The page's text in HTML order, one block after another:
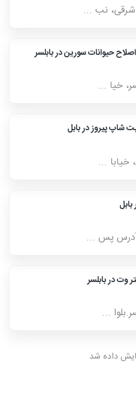
شرقی، نب ...
حیوانات سورین در بابلسر
خیا ...
شاپ پیروز در بابل
خیابا ...
آدرس پس ...
وت در بابلسر
...
داده شد